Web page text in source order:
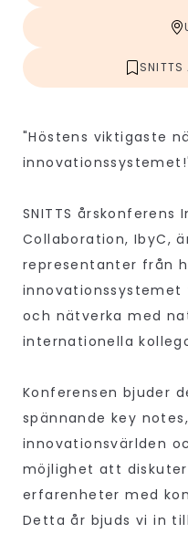
SNITTS
"Höstens viktigaste
SNITTS årskonferens
Collaboration, IbyC,
representanter från
innovationssystemet
och nätverka med
internationella
Konferensen bjuder
spännande key
innovationsvärlden
möjlighet att
erfarenheter med
Detta år bjuds vi in